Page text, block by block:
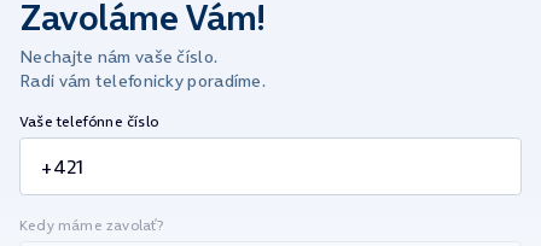
Zavoláme Vám!
Nechajte nám vaše číslo.
Radi vám telefonicky poradíme.
Vaše telefónne číslo
Kedy máme zavolať?